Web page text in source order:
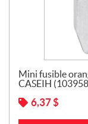
Mini fusible
CASEIH
6,37$